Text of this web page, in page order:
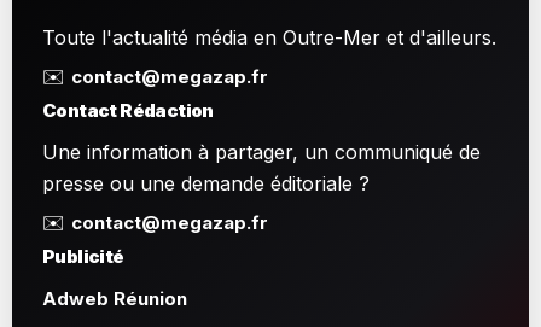
Toute l'actualité média en Outre-Mer et d'ailleurs.
✉️ contact@megazap.fr
Contact Rédaction
Une information à partager, un communiqué de
presse ou une demande éditoriale ?
✉️ contact@megazap.fr
Publicité
Adweb Réunion